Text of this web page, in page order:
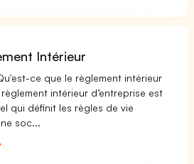
Intérieur
ce que le règlement intérieur
intérieur d’entreprise est
qui définit les règles de vie
soc...